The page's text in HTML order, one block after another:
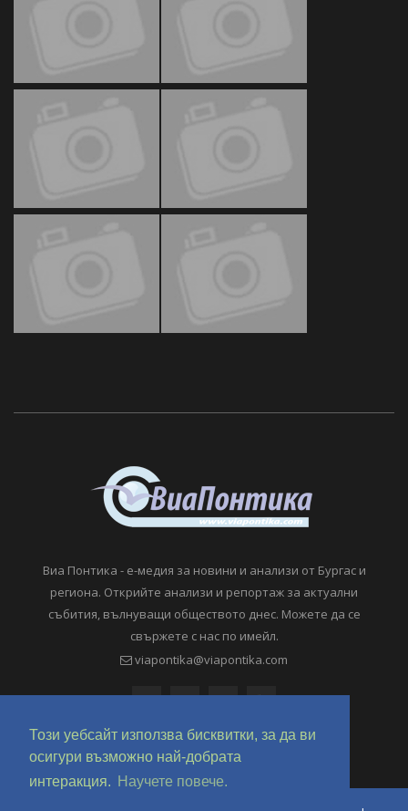
Този уебсайт използва бисквитки, за да ви
осигури възможно най-добрата
интеракция.
Научете повече.
Виа Понтика - е-медия за новини и анализи от Бургас и
региона. Открийте анализи и репортаж за актуални
събития, вълнуващи обществото днес. Можете да се
свържете с нас по имейл.
viapontika@viapontika.com